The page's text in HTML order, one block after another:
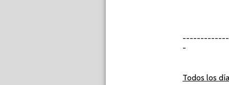
-
Todos los